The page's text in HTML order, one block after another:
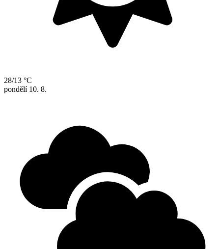
28/13 °C
pondělí 10. 8.